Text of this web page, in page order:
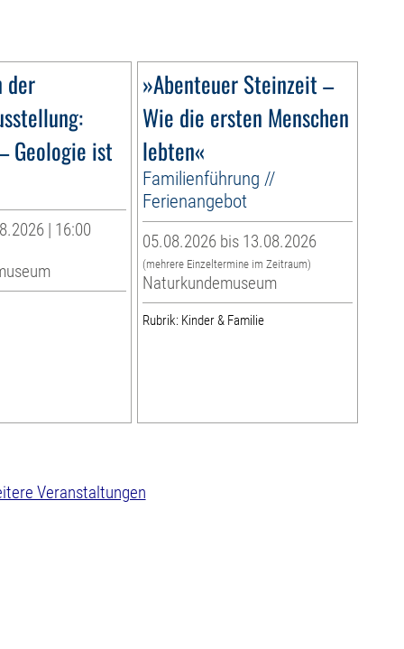
der
Geologie ist
| 16:00
»Abenteuer Steinzeit –
Wie die ersten Menschen
lebten«
Familienführung //
Ferienangebot
05.08.2026 bis 13.08.2026
(mehrere Einzeltermine im Zeitraum)
Naturkundemuseum
Rubrik: Kinder & Familie
Veranstaltungen